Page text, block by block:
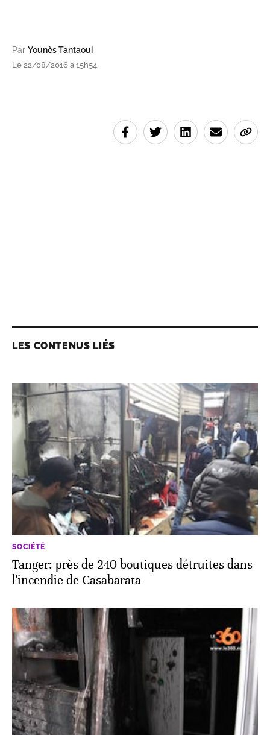
Par Younès Tantaoui
Le 22/08/2016 à 15h54
LES CONTENUS LIÉS
SOCIÉTÉ
Tanger: près de 240 boutiques détruites dans
l'incendie de Casabarata